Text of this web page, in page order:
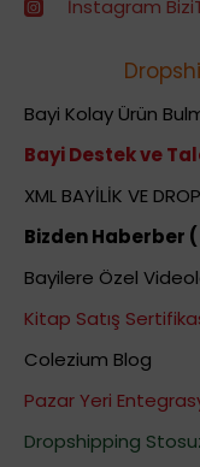
İnstagram
Bayi Kolay Ürün
Bayi Destek ve
XML BAYİLİK VE
Bizden Haberber
Bayilere Özel
Kitap Satış
Colezium Blog
Pazar Yeri
Dropshipping